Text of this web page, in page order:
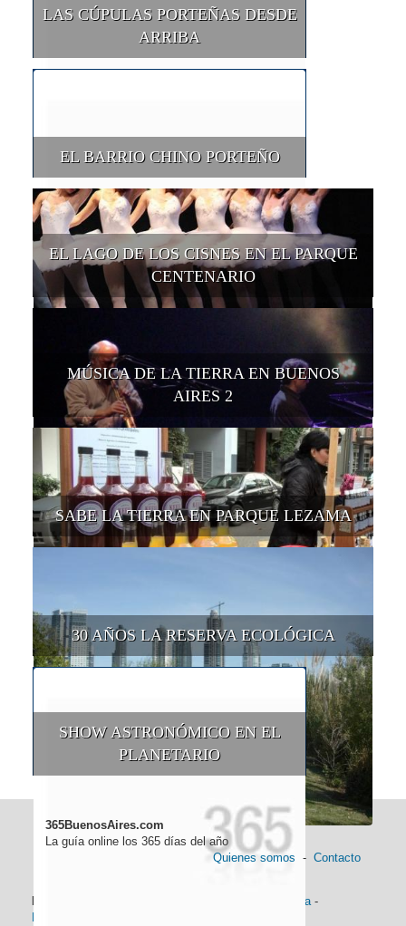
LAS CÚPULAS PORTEÑAS DESDE
ARRIBA
EL BARRIO CHINO PORTEÑO
EL LAGO DE LOS CISNES EN EL PARQUE
CENTENARIO
MÚSICA DE LA TIERRA EN BUENOS
AIRES 2
SABE LA TIERRA EN PARQUE LEZAMA
30 AÑOS LA RESERVA ECOLÓGICA
SHOW ASTRONÓMICO EN EL
PLANETARIO
365BuenosAires.com
La guía online los 365 días del año
Quienes somos - Contacto
Historia-